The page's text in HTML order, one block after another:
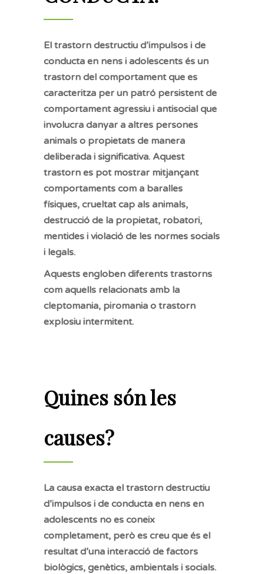
El trastorn destructiu d’impulsos i de
conducta en nens i adolescents és un
trastorn del comportament que es
caracteritza per un patró persistent de
comportament agressiu i antisocial que
involucra danyar a altres persones
animals o propietats de manera
deliberada i significativa. Aquest
trastorn es pot mostrar mitjançant
comportaments com a baralles
físiques, crueltat cap als animals,
destrucció de la propietat, robatori,
mentides i violació de les normes socials
i legals.
Aquests engloben diferents trastorns
com aquells relacionats amb la
cleptomania, piromania o trastorn
explosiu intermitent.
Quines són les
causes?
La causa exacta el trastorn destructiu
d’impulsos i de conducta en nens en
adolescents no es coneix
completament, però es creu que és el
resultat d’una interacció de factors
biològics, genètics, ambientals i socials.